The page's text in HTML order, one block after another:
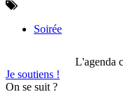
Soirée
L'agenda
Je soutiens !
On se suit ?